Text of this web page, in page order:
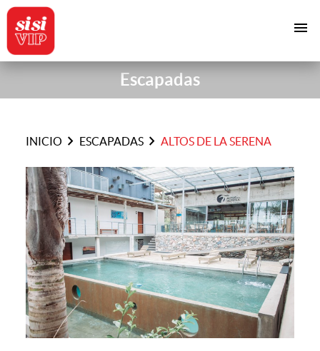
menu
Escapadas
INICIO chevron_right ESCAPADASchevron_right ALTOS DE LA SERENA